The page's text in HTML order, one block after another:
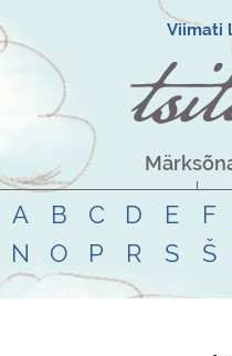
Viimati
A B C D E F
N
O P R S Š